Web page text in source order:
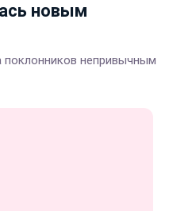
новым
поклонников непривычным